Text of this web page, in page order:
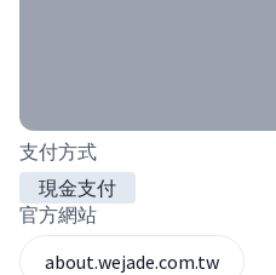
支付方式
現金支付
官方網站
about.wejade.com.tw